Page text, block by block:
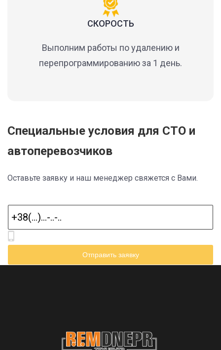
СКОРОСТЬ
Выполним работы по удалению и
перепрограммированию за 1 день.
Специальные условия для СТО и
автоперевозчиков
Оставьте заявку и наш менеджер свяжется с Вами.